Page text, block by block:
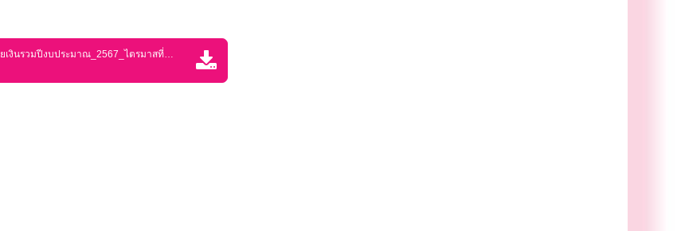
ประกาศแผนการใช้จ่ายเงินรวมปีงบประมาณ_2567_ไตรมาสที่_1.pdf